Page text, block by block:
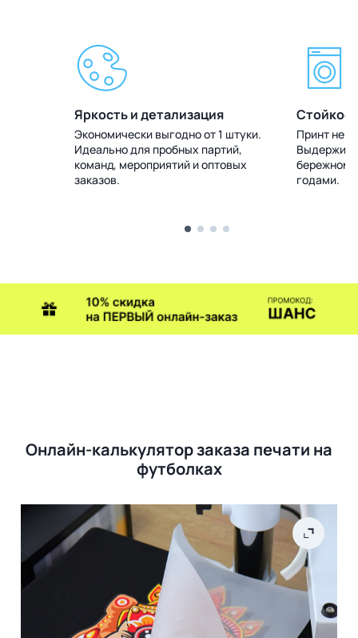
Яркость и детализация
Экономически выгодно от 1 штуки.
Идеально для пробных партий,
команд, мероприятий и оптовых
заказов.
Принт не
бережном
годами.
Онлайн-калькулятор заказа печати на
футболках